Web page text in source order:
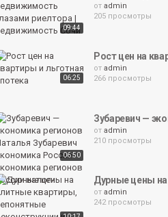
09:44
от admin
205 просмотры
06:25
Рост цен на
от admin
266 просмотры
06:50
Зубаревич —
от admin
210 просмотры
Дурные цены
от admin
242 просмотры